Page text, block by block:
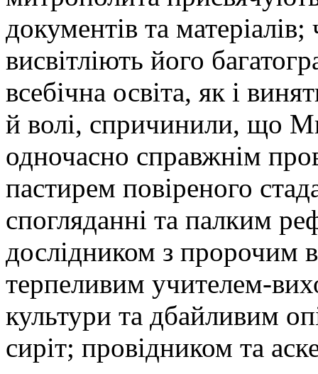
документів та
висвітліють його
всебічна освіта, як і
й волі, спричинили, що
одночасно справжнім
пастирем повіреного
спогляданні та палким
дослідником з пророчим
терпеливим учителем-
культури та дбайливим
сиріт; провідником та